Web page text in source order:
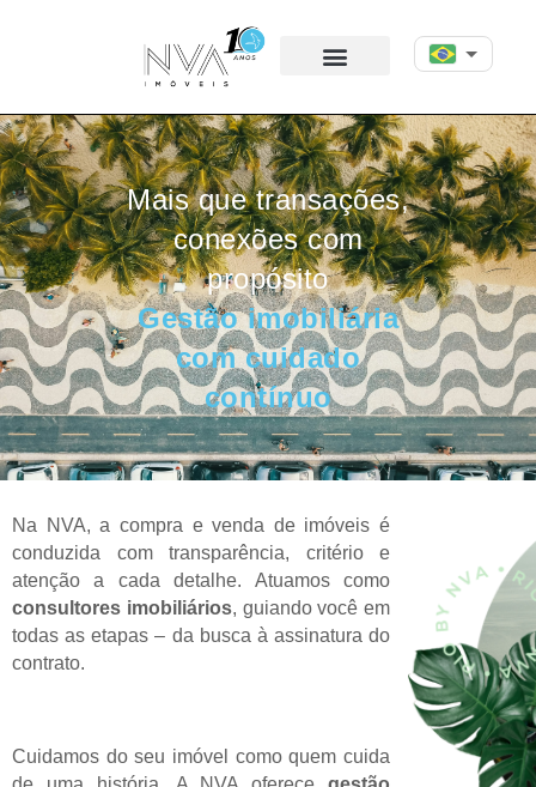
Mais que transações,
conexões com
propósito
Gestão imobiliária
com cuidado
contínuo
Na NVA, a compra e venda de imóveis é
conduzida com transparência, critério e
atenção a cada detalhe. Atuamos como
consultores imobiliários, guiando você em
todas as etapas – da busca à assinatura do
contrato.
Cuidamos do seu imóvel como quem cuida